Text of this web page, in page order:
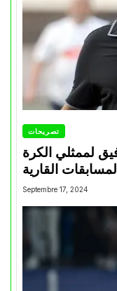
تصريحات
لممثلي الكرة
Septembre 17, 2024